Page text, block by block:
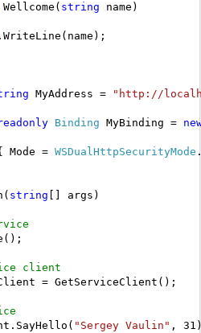
Wellcome( string name)
.WriteLine(name);
MyAddress = "http://
Binding MyBinding =
= WSDualHttpSecurityMode
string [] args)
client
= GetServiceClient();
"Sergey Vaulin" ,